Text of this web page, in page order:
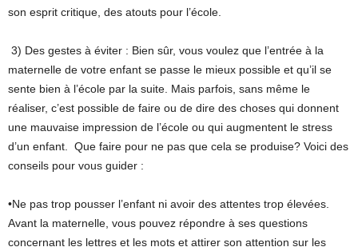
son esprit critique, des atouts pour l’école.
3) Des gestes à éviter : Bien sûr, vous voulez que l’entrée à la
maternelle de votre enfant se passe le mieux possible et qu’il se
sente bien à l’école par la suite. Mais parfois, sans même le
réaliser, c’est possible de faire ou de dire des choses qui donnent
une mauvaise impression de l’école ou qui augmentent le stress
d’un enfant. Que faire pour ne pas que cela se produise? Voici des
conseils pour vous guider :
•Ne pas trop pousser l’enfant ni avoir des attentes trop élevées.
Avant la maternelle, vous pouvez répondre à ses questions
concernant les lettres et les mots et attirer son attention sur les